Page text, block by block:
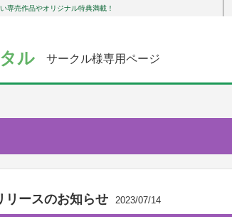
専売作品やオリジナル特典満載！
ル サークル様専用ページ
リースのお知らせ 2023/07/14